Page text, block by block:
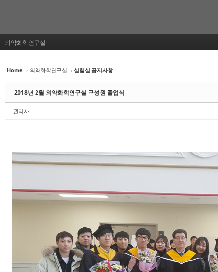
의약화학연구실
Home › 의약화학연구실 › 실험실 공지사항
2018년 2월 의약화학연구실 구성원 졸업식
관리자